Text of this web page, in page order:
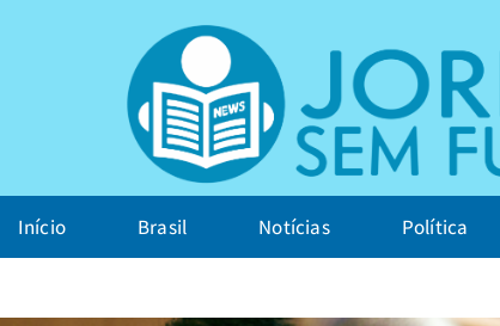
Início Brasil Notícias Política